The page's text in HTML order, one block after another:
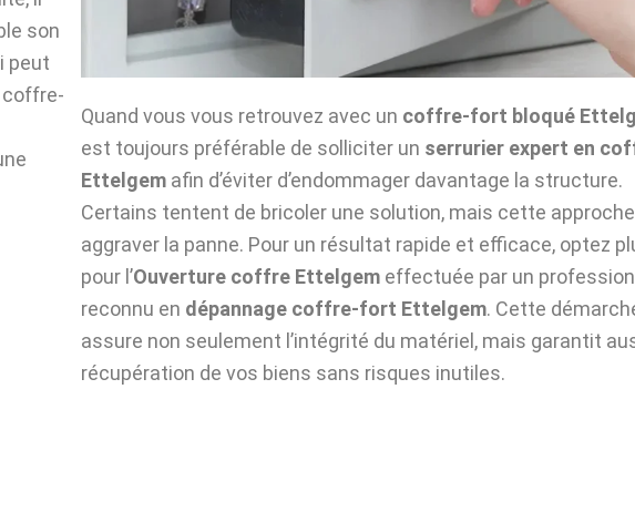
son
peut
coffre-
Quand vous vous retrouvez avec un coffre-fort bloqué
est toujours préférable de solliciter un serrurier expert en
Ettelgem afin d’éviter d’endommager davantage la structure.
Certains tentent de bricoler une solution, mais cette
aggraver la panne. Pour un résultat rapide et efficace, optez
pour l’Ouverture coffre Ettelgem effectuée par un
reconnu en dépannage coffre-fort Ettelgem. Cette
assure non seulement l’intégrité du matériel, mais garantit
récupération de vos biens sans risques inutiles.